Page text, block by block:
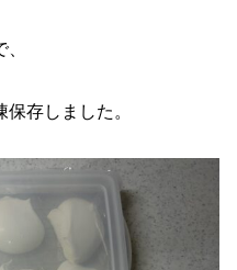
存しました。